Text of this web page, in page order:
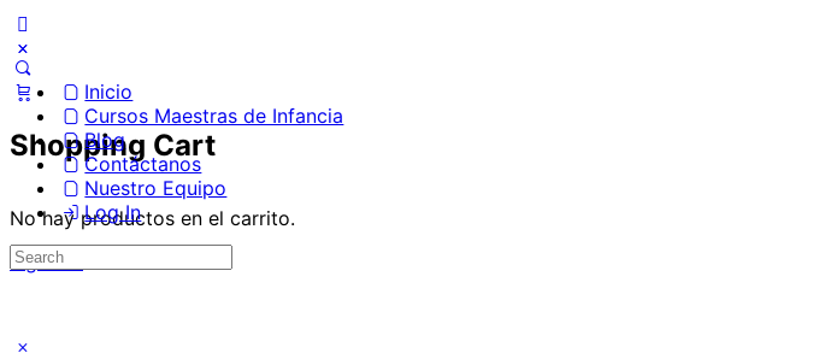
Shopping Cart
No hay productos en el carrito.
Ingresar
Inicio
Cursos Maestras de Infancia
Blog
Contáctanos
Nuestro Equipo
Log In